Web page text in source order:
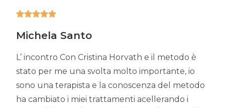

Michela Santo
L’ incontro Con Cristina Horvath e il metodo è
stato per me una svolta molto importante, io
sono una terapista e la conoscenza del metodo
ha cambiato i miei trattamenti acellerando i